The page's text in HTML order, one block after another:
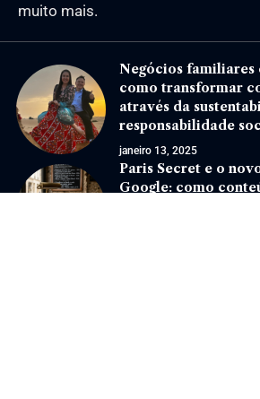
muito mais.
Negócios familiares
como transformar
através da
responsabilidade
janeiro 13, 2025
Paris Secret e o
Google: como